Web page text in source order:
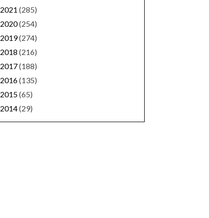
2021 (285)
2020(254)
2019(274)
2018 (216)
2017(188)
2016(135)
2015(65)
2014(29)